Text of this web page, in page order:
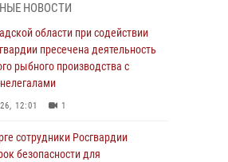
районе наряд Росгвардии
угрожавшего 17-
травматическим оружием
13:39
задержали хулигана,
из пускового устройства рядом
НОВОСТИ
области при содействии
пресечена деятельность
рыбного производства с
12:01 1
сотрудники Росгвардии
безопасности для